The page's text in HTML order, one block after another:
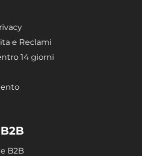
e Reclami
14 giorni
B2B